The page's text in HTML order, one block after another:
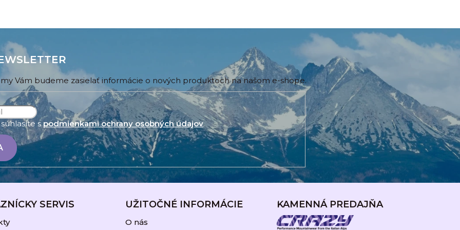
Vám budeme zasielať informácie o nových produktoch na našom e-shope.
spodmienkami ochrany osobných údajov.
SERVIS UŽITOČNÉ INFORMÁCIE
O nás
KAMENNÁ PREDAJŇA